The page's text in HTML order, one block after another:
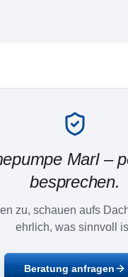
Marl–
besprechen.
zu, schauen aufs
ehrlich, was sinnvoll
Beratung anfragen